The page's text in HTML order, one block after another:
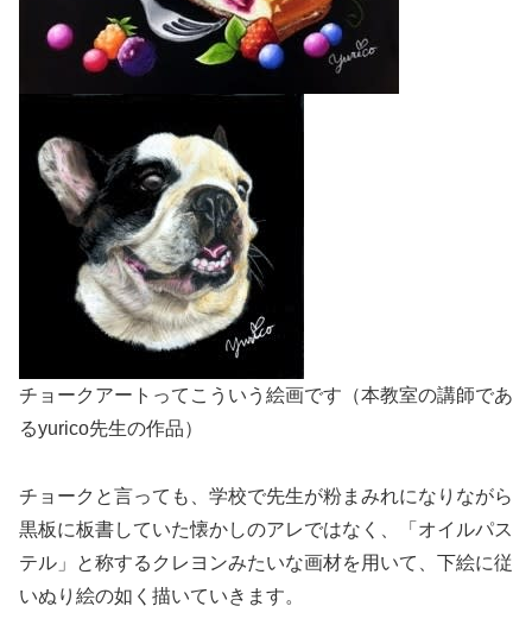
チョークアートってこういう絵画です（本教室の講師であ
るyurico先生の作品）
チョークと言っても、学校で先生が粉まみれになりながら
黒板に板書していた懐かしのアレではなく、「オイルパス
テル」と称するクレヨンみたいな画材を用いて、下絵に従
いぬり絵の如く描いていきます。